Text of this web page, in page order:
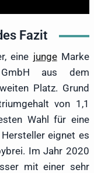
Fazit
eine jungeMarke
aus dem
Platz. Grund
von 1,1
Wahl für eine
eignet es
Im Jahr 2020
mit einer sehr